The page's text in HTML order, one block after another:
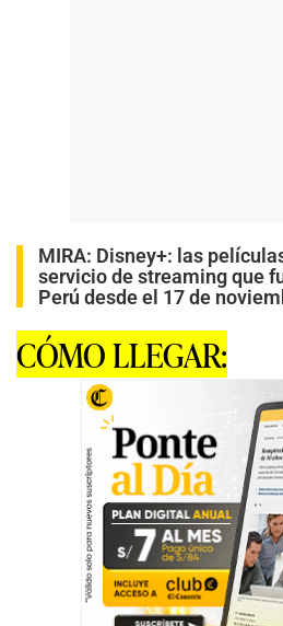
MIRA: Disney+: las
servicio de streaming que
Perú desde el 17 de
CÓMO LLEGAR: